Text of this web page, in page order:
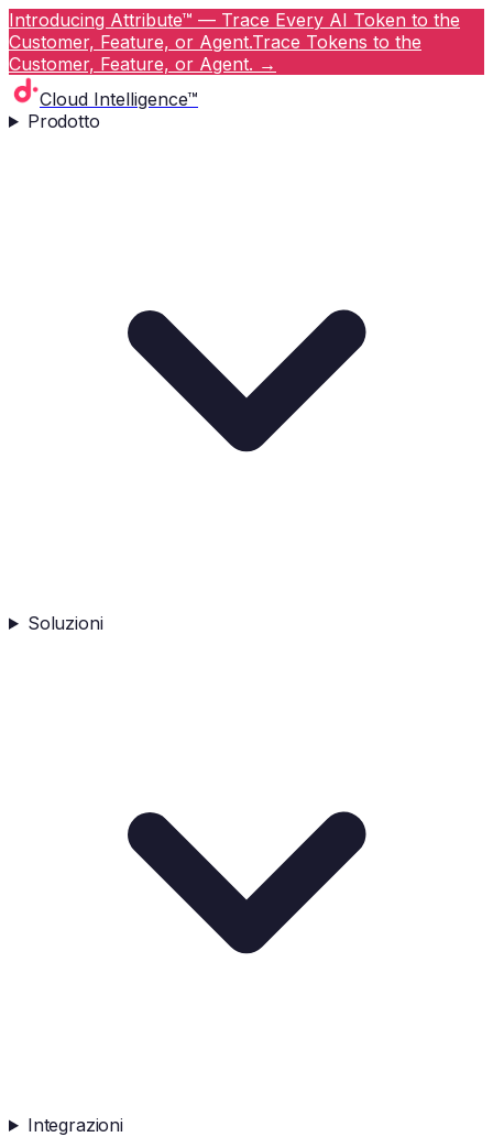
Introducing Attribute™ — Trace Every AI Token to the
Customer, Feature, or Agent.Trace Tokens to the
Customer, Feature, or Agent. →
Cloud Intelligence™
Prodotto
Soluzioni
Integrazioni